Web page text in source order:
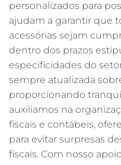
personalizados para
ajudam a garantir que
acessórias sejam
dentro dos prazos
especificidades do
sempre atualizada
proporcionando
auxiliamos na
fiscais e contábeis,
para evitar surpresas
fiscais. Com nosso